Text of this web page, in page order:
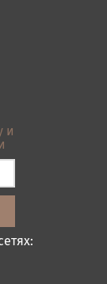
и